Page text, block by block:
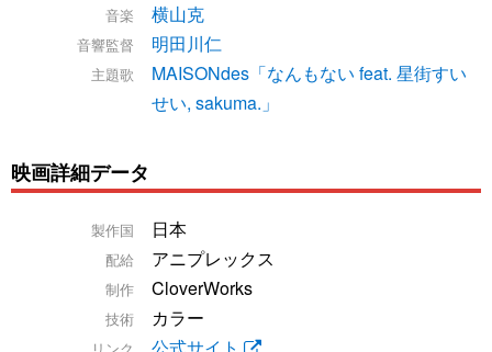
音楽 横山克
音響監督 明田川仁
主題歌
MAISONdes「なんもない feat. 星街すい
せい, sakuma.」
映画詳細データ
製作国 日本
配給 アニプレックス
制作 CloverWorks
技術 カラー
公式サイト